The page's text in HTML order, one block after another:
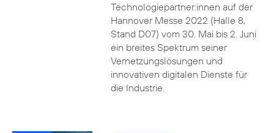
Technologiepartner:innen auf der
Hannover Messe 2022 (Halle 8,
Stand D07) vom 30. Mai bis 2. Juni
ein breites Spektrum seiner
Vernetzungslösungen und
innovativen digitalen Dienste für
die Industrie.